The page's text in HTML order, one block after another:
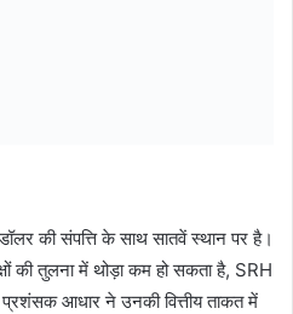
की संपत्ति के साथ सातवें स्थान पर है।
की तुलना में थोड़ा कम हो सकता है, SRH
आधार ने उनकी वित्तीय ताकत में